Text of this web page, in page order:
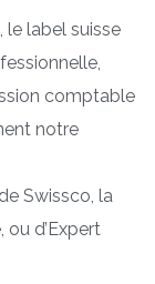
, le label suisse
comptable
notre
Swissco, la
d’Expert